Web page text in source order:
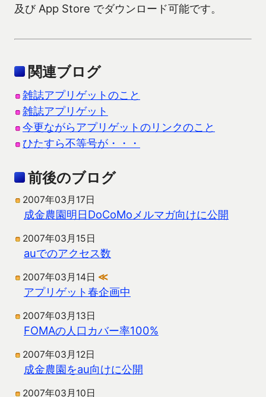
及び App Store でダウンロード可能です。
関連ブログ
雑誌アプリゲットのこと
雑誌アプリゲット
今更ながらアプリゲットのリンクのこと
ひたすら不等号が・・・
前後のブログ
2007年03月17日
成金農園明日DoCoMoメルマガ向けに公開
2007年03月15日
auでのアクセス数
2007年03月14日 ≪
アプリゲット春企画中
2007年03月13日
FOMAの人口カバー率100%
2007年03月12日
成金農園をau向けに公開
2007年03月10日